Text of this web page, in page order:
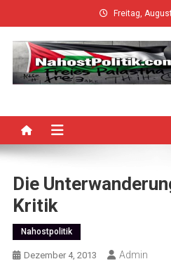
to
content
Freitag,
Die
Kritik
Nahostpolitik
Dezember 4, 2013 Admin